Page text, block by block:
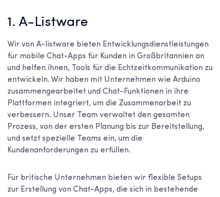
1. A-Listware
Wir von A-listware bieten Entwicklungsdienstleistungen
für mobile Chat-Apps für Kunden in Großbritannien an
und helfen ihnen, Tools für die Echtzeitkommunikation zu
entwickeln. Wir haben mit Unternehmen wie Arduino
zusammengearbeitet und Chat-Funktionen in ihre
Plattformen integriert, um die Zusammenarbeit zu
verbessern. Unser Team verwaltet den gesamten
Prozess, von der ersten Planung bis zur Bereitstellung,
und setzt spezielle Teams ein, um die
Kundenanforderungen zu erfüllen.
Für britische Unternehmen bieten wir flexible Setups
zur Erstellung von Chat-Apps, die sich in bestehende